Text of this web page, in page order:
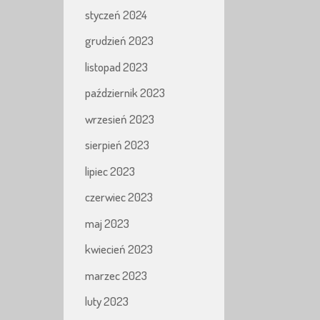
styczeń 2024
grudzień 2023
listopad 2023
październik 2023
wrzesień 2023
sierpień 2023
lipiec 2023
czerwiec 2023
maj 2023
kwiecień 2023
marzec 2023
luty 2023